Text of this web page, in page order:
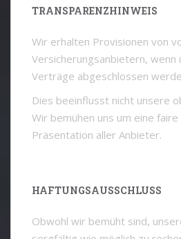
TRANSPARENZHINWEIS
Wir erhalten Provisionen von
Versicherungsanbietern, wenn
Verträge abgeschlossen
Dies beeinflusst nicht unsere
Wir bemühen uns um eine
Präsentation aller Anbieter.
HAFTUNGSAUSSCHLUSS
Obwohl wir bemüht sind,